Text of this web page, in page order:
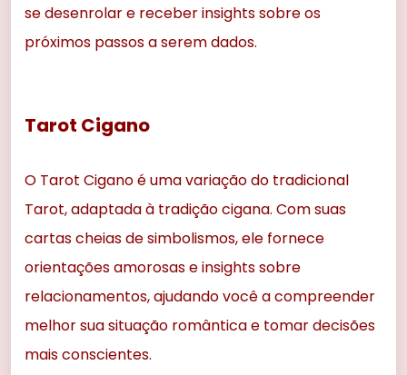
se desenrolar e receber insights sobre os
próximos passos a serem dados.
Tarot Cigano
O Tarot Cigano é uma variação do tradicional
Tarot, adaptada à tradição cigana. Com suas
cartas cheias de simbolismos, ele fornece
orientações amorosas e insights sobre
relacionamentos, ajudando você a compreender
melhor sua situação romântica e tomar decisões
mais conscientes.